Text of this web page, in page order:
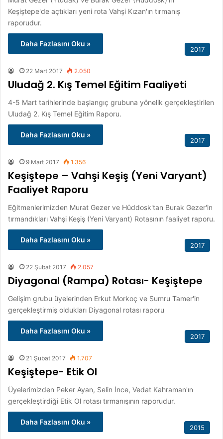
Keşiştepe'de açtıkları yeni rota Vahşi Kızan'ın tırmanış
raporudur.
Daha Fazlasını Oku »
2017
22 Mart 2017 2.050
Uludağ 2. Kış Temel Eğitim Faaliyeti
4-5 Mart tarihlerinde başlangıç grubuna yönelik gerçekleştirilen
Uludağ 2. Kış Temel Eğitim Raporu.
Daha Fazlasını Oku »
2017
9 Mart 2017 1.356
Keşiştepe – Vahşi Keşiş (Yeni Varyant)
Faaliyet Raporu
Eğitmenlerimizden Murat Gezer ve Hüddosk'tan Burak Gezer'in
tırmandıkları Vahşi Keşiş (Yeni Varyant) Rotasının faaliyet raporu.
Daha Fazlasını Oku »
2017
22 Şubat 2017 2.057
Diyagonal (Rampa) Rotası- Keşiştepe
Gelişim grubu üyelerinden Erkut Morkoç ve Sumru Tamer'in
gerçekleştirmiş oldukları Diyagonal rotası raporu
Daha Fazlasını Oku »
2017
21 Şubat 2017 1.707
Keşiştepe- Etik Ol
Üyelerimizden Peker Ayan, Selin İnce, Vedat Kahraman'ın
gerçekleştirdiği Etik Ol rotası tırmanışının raporudur.
Daha Fazlasını Oku »
2015